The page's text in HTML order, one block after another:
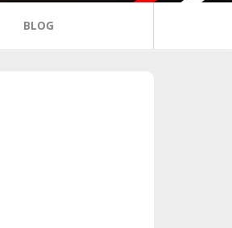
BLOG